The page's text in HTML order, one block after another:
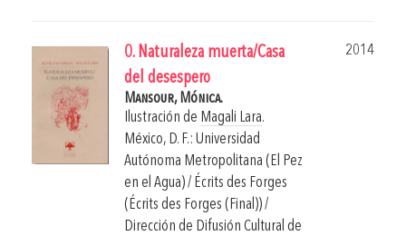
0. Naturaleza muerta/Casa
del desespero
2014
Mansour, Mónica.
Ilustración de Magali Lara.
México, D. F.: Universidad
Autónoma Metropolitana (El Pez
en el Agua) / Écrits des Forges
(Écrits des Forges (Final)) /
Dirección de Difusión Cultural de